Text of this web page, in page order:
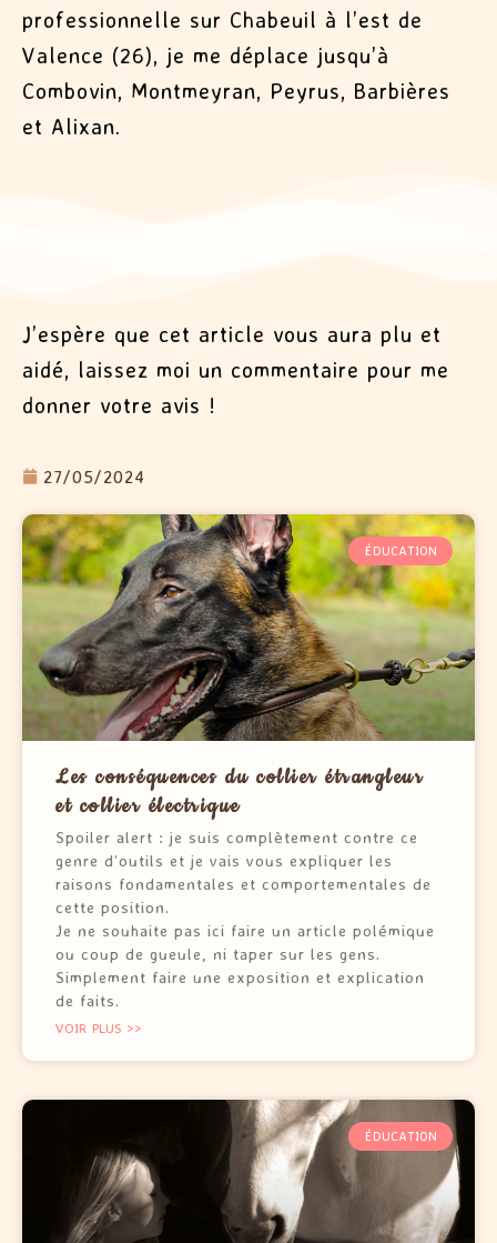
professionnelle sur Chabeuil à l’est de
Valence (26), je me déplace jusqu’à
Combovin, Montmeyran, Peyrus, Barbières
et Alixan.
J’espère que cet article vous aura plu et
aidé, laissez moi un commentaire pour me
donner votre avis !
27/05/2024
ÉDUCATION
Les conséquences du collier étrangleur
et collier électrique
Spoiler alert : je suis complètement contre ce
genre d’outils et je vais vous expliquer les
raisons fondamentales et comportementales de
cette position.
Je ne souhaite pas ici faire un article polémique
ou coup de gueule, ni taper sur les gens.
Simplement faire une exposition et explication
de faits.
VOIR PLUS >>
ÉDUCATION